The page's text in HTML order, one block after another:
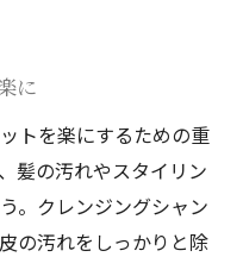
に
トを楽にするための重
髪の汚れやスタイリン
。クレンジングシャン
の汚れをしっかりと除